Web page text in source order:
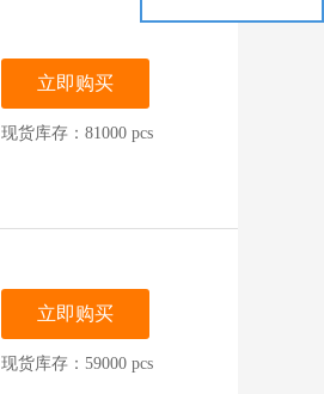
立即购买
现货库存：81000 pcs
立即购买
现货库存：59000 pcs